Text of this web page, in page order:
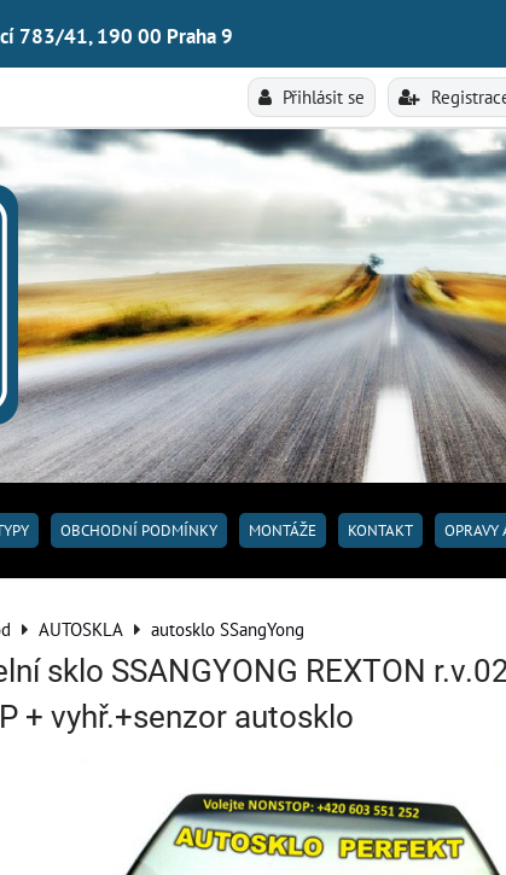
783/41, 190 00 Praha 9
Přihlásit se
OBCHODNÍ PODMÍNKY MONTÁŽE KONTAKT OPRAVY
AUTOSKLA autosklo SSangYong
sklo SSANGYONG REXTON
+ vyhř.+senzor autosklo